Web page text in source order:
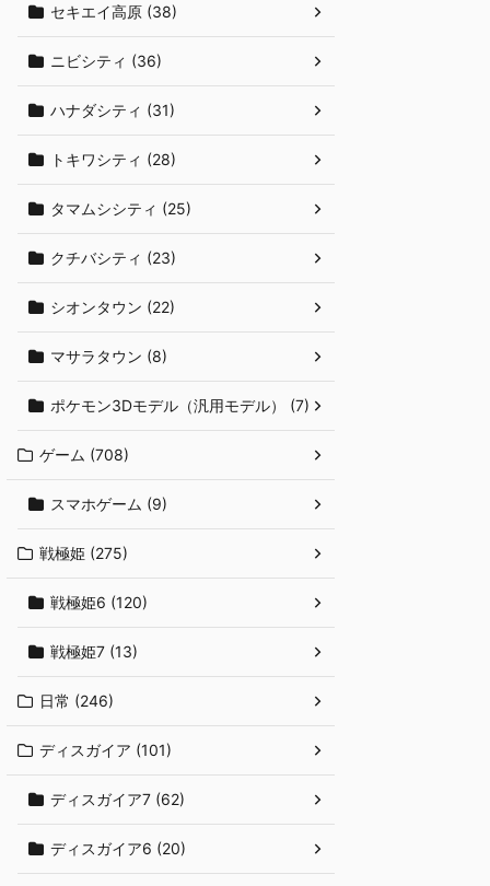
セキエイ高原 (38)
ニビシティ (36)
ハナダシティ (31)
トキワシティ (28)
タマムシシティ (25)
クチバシティ (23)
シオンタウン (22)
マサラタウン (8)
ポケモン3Dモデル（汎用モデル） (7)
ゲーム (708)
スマホゲーム (9)
戦極姫 (275)
戦極姫6 (120)
戦極姫7 (13)
日常 (246)
ディスガイア (101)
ディスガイア7 (62)
ディスガイア6 (20)